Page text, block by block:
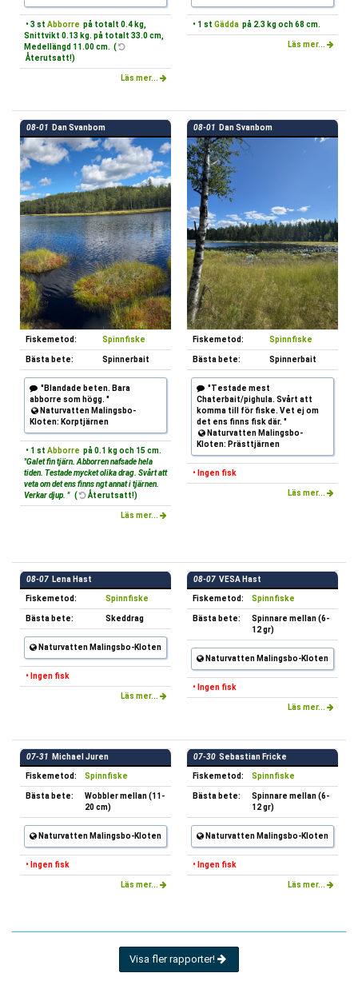
• 3 st Abborre på totalt 0.4 kg,
Snittvikt 0.13 kg. på totalt 33.0 cm,
Medellängd 11.00 cm. (
Återutsatt!)
Läs mer...
• 1 st Gädda på 2.3 kg och 68 cm.
Läs mer...
08-01 Dan Svanbom
Fiskemetod: Spinnfiske
Bästa bete: Spinnerbait
"Blandade beten. Bara
abborre som högg. "
Naturvatten Malingsbo-
Kloten: Korptjärnen
• 1 st Abborre på 0.1 kg och 15 cm.
"Galet fin tjärn. Abborren nafsade hela
tiden. Testade mycket olika drag. Svårt att
veta om det ens finns ngt annat i tjärnen.
Verkar djup. " ( Återutsatt!)
Läs mer...
08-01 Dan Svanbom
Fiskemetod: Spinnfiske
Bästa bete: Spinnerbait
"Testade mest
Chaterbait/pighula. Svårt att
komma till för fiske. Vet ej om
det ens finns fisk där. "
Naturvatten Malingsbo-
Kloten: Prästtjärnen
• Ingen fisk
Läs mer...
08-07 Lena Hast
Fiskemetod: Spinnfiske
Bästa bete: Skeddrag
Naturvatten Malingsbo-Kloten
• Ingen fisk
Läs mer...
08-07 VESA Hast
Fiskemetod: Spinnfiske
Bästa bete:
Spinnare mellan (6-
12 gr)
Naturvatten Malingsbo-Kloten
• Ingen fisk
Läs mer...
07-31 Michael Juren
Fiskemetod: Spinnfiske
Bästa bete:
Wobbler mellan (11-
20 cm)
Naturvatten Malingsbo-Kloten
• Ingen fisk
Läs mer...
07-30 Sebastian Fricke
Fiskemetod: Spinnfiske
Bästa bete:
Spinnare mellan (6-
12 gr)
Naturvatten Malingsbo-Kloten
• Ingen fisk
Läs mer...
Visa fler rapporter!